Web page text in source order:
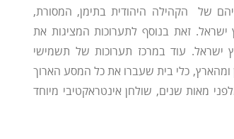
של הקהילה היהודית בתימן, המסורת,
זאת בנוסף לתערוכות המציגות את
ישראל. עוד במרכז תערוכות של תשמישי
כלי בית שעברו את כל המסע הארוך
מאות שנים, שולחן אינטראקטיבי מיוחד